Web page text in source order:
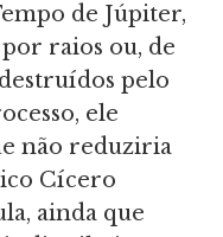
de Júpiter,
raios ou, de
pelo
ele
não reduziria
Cícero
ainda que